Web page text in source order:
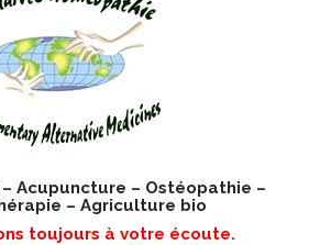
Acupuncture – Ostéopathie –
– Agriculture bio
toujours à votre écoute.